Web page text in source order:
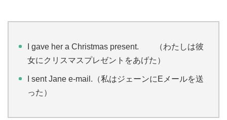
I gave her a Christmas present. （わたしは彼
女にクリスマスプレゼントをあげた）
I sent Jane e-mail.（私はジェーンにEメールを送
った）